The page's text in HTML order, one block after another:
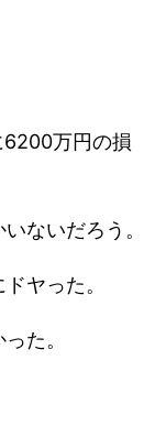
6200万円の損
ないだろう。
ヤった。
た。